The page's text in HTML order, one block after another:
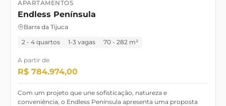
Lançamento
APARTAMENTOS
Endless Península
Barra da Tijuca
2 - 4 quartos 1-3 vagas 70 - 282 m²
A partir de
R$ 784.974,00
Com um projeto que une sofisticação, natureza e
conveniência, o Endless Península apresenta uma proposta